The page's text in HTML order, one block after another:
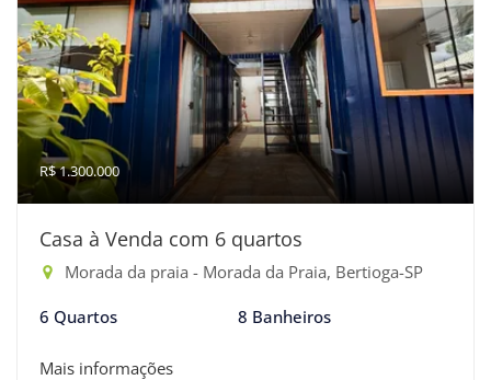
R$ 1.300.000
Casa à Venda com 6 quartos
Morada da praia - Morada da Praia, Bertioga-SP
6 Quartos 8 Banheiros
Mais informações